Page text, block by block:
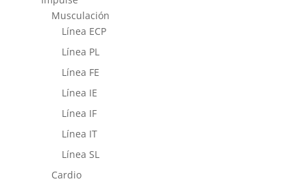
Musculación
Línea ECP
Línea PL
Línea FE
Línea IE
Línea IF
Línea IT
Línea SL
Cardio